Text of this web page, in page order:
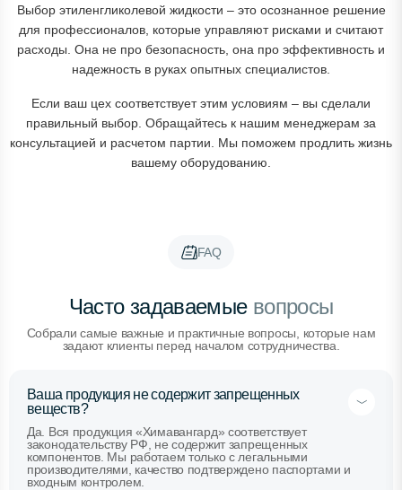
Выбор этиленгликолевой жидкости – это осознанное решение
для профессионалов, которые управляют рисками и считают
расходы. Она не про безопасность, она про эффективность и
надежность в руках опытных специалистов.
Если ваш цех соответствует этим условиям – вы сделали
правильный выбор. Обращайтесь к нашим менеджерам за
консультацией и расчетом партии. Мы поможем продлить жизнь
вашему оборудованию.
FAQ
Часто задаваемыевопросы
Собрали самые важные и практичные вопросы, которые нам
задают клиенты перед началом сотрудничества.
Ваша продукция не содержит запрещенных
веществ?
Да. Вся продукция «Химавангард» соответствует
законодательству РФ, не содержит запрещенных
компонентов. Мы работаем только с легальными
производителями, качество подтверждено паспортами и
входным контролем.